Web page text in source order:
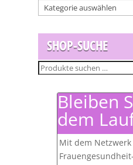
SHOP-SUCHE
Suchen
Bleiben
dem
Mit dem Netzwerk